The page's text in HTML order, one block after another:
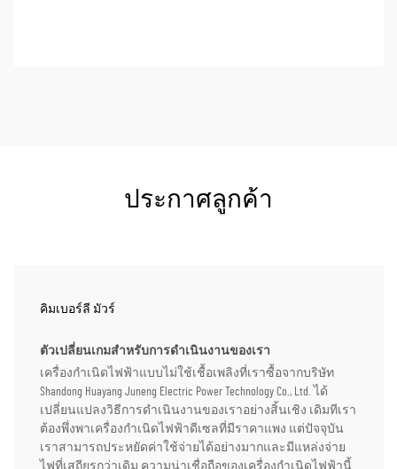
ประกาศลูกค้า
คิมเบอร์ลี มัวร์
ตัวเปลี่ยนเกมสำหรับการดำเนินงานของเรา
เครื่องกำเนิดไฟฟ้าแบบไม่ใช้เชื้อเพลิงที่เราซื้อจากบริษัท
Shandong Huayang Juneng Electric Power Technology Co., Ltd. ได้
เปลี่ยนแปลงวิธีการดำเนินงานของเราอย่างสิ้นเชิง เดิมทีเรา
ต้องพึ่งพาเครื่องกำเนิดไฟฟ้าดีเซลที่มีราคาแพง แต่ปัจจุบัน
เราสามารถประหยัดค่าใช้จ่ายได้อย่างมากและมีแหล่งจ่าย
ไฟที่เสถียรกว่าเดิม ความน่าเชื่อถือของเครื่องกำเนิดไฟฟ้านี้